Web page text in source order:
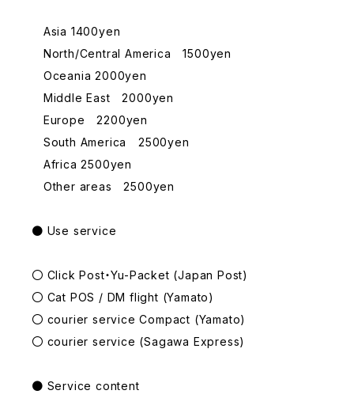
Asia 1400yen
North/Central America 1500yen
Oceania 2000yen
Middle East 2000yen
Europe 2200yen
South America 2500yen
Africa 2500yen
Other areas 2500yen
● Use service
〇 Click Post・Yu-Packet (Japan Post)
〇 Cat POS / DM flight (Yamato)
〇 courier service Compact (Yamato)
〇 courier service (Sagawa Express)
● Service content